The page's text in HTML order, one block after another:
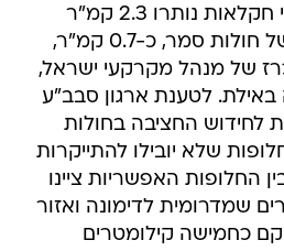
זיהום תעשייתי ושימושי חקלאות נותרו 2.3 קמ"ר
בלבד. החלק הדרומי של חולות סמר, כ-0.7 קמ"ר,
של מנהל מקרקעי ישראל,
באילת. לטענת ארגון סבב"ע
לחידוש החציבה בחולות
שלא יובילו להתייקרות
החלופות האפשריות ציינו
שמדרומית לדימונה ואזור
כחמישה קילומטרים